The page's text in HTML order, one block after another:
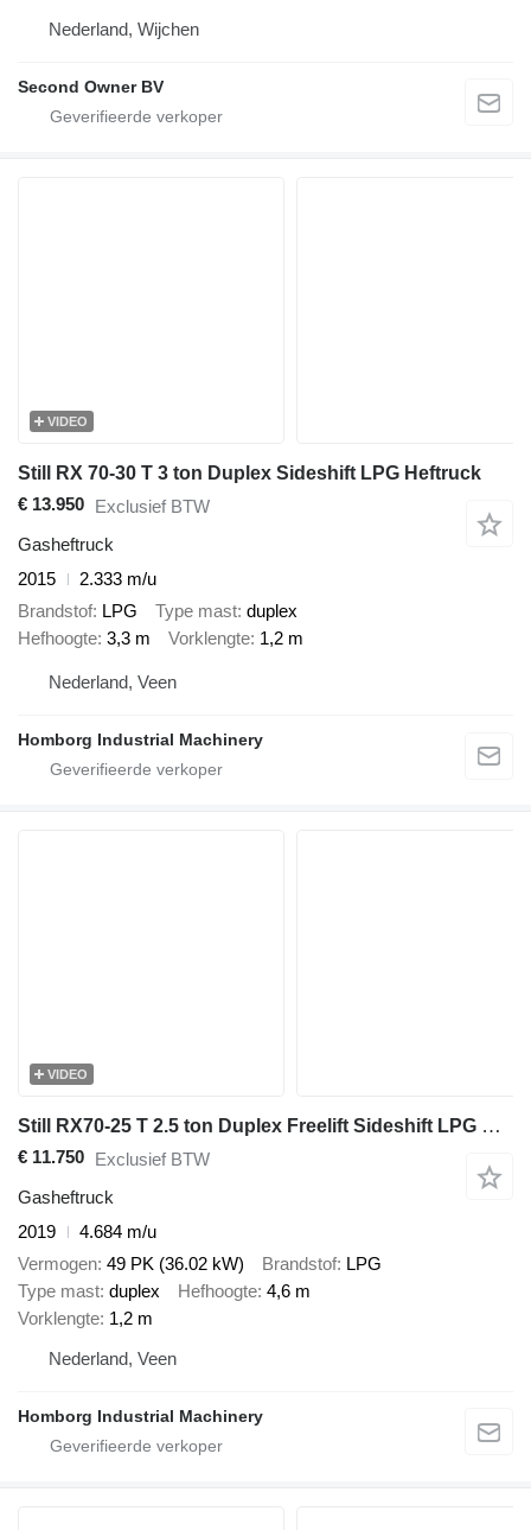
Nederland, Wijchen
Second Owner BV
VIDEO
Still RX 70-30 T 3 ton Duplex Sideshift LPG Heftruck
€ 13.950 Exclusief BTW
Gasheftruck
2015
2.333 m/u
Brandstof LPG Type mast duplex
Hefhoogte 3,3 m Vorklengte 1,2 m
Nederland, Veen
Homborg Industrial Machinery
VIDEO
Still RX70-25 T 2.5 ton Duplex Freelift Sideshift LPG Heftruck 2019
€ 11.750 Exclusief BTW
Gasheftruck
2019
4.684 m/u
Vermogen 49 PK (36.02 kW) Brandstof LPG
Type mast duplex Hefhoogte 4,6 m
Vorklengte 1,2 m
Nederland, Veen
Homborg Industrial Machinery